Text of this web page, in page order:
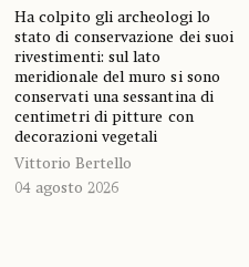
Ha colpito gli archeologi lo
stato di conservazione dei suoi
rivestimenti: sul lato
meridionale del muro si sono
conservati una sessantina di
centimetri di pitture con
decorazioni vegetali
Vittorio Bertello
04 agosto 2026